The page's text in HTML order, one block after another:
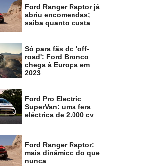
Ford Ranger Raptor já
abriu encomendas;
saiba quanto custa
Só para fãs do 'off-
road': Ford Bronco
chega à Europa em
2023
Ford Pro Electric
SuperVan: uma fera
eléctrica de 2.000 cv
Ford Ranger Raptor:
mais dinâmico do que
nunca